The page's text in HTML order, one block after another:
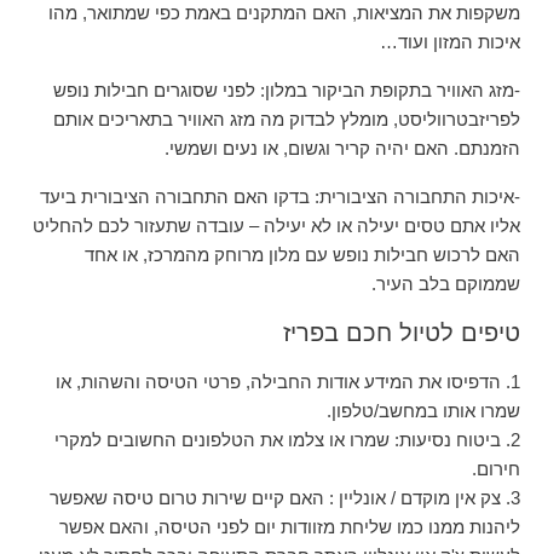
משקפות את המציאות, האם המתקנים באמת כפי שמתואר, מהו
איכות המזון ועוד…
-מזג האוויר בתקופת הביקור במלון: לפני שסוגרים חבילות נופש
לפריזבטרווליסט, מומלץ לבדוק מה מזג האוויר בתאריכים אותם
הזמנתם. האם יהיה קריר וגשום, או נעים ושמשי.
-איכות התחבורה הציבורית: בדקו האם התחבורה הציבורית ביעד
אליו אתם טסים יעילה או לא יעילה – עובדה שתעזור לכם להחליט
האם לרכוש חבילות נופש עם מלון מרוחק מהמרכז, או אחד
שממוקם בלב העיר.
טיפים לטיול חכם בפריז
1. הדפיסו את המידע אודות החבילה, פרטי הטיסה והשהות, או
שמרו אותו במחשב/טלפון.
2. ביטוח נסיעות: שמרו או צלמו את הטלפונים החשובים למקרי
חירום.
3. צק אין מוקדם / אונליין : האם קיים שירות טרום טיסה שאפשר
ליהנות ממנו כמו שליחת מזוודות יום לפני הטיסה, והאם אפשר